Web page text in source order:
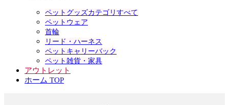
ペットグッズカテゴリすべて
ペットウェア
首輪
リード・ハーネス
ペットキャリーバック
ペット雑貨・家具
アウトレット
ホーム TOP